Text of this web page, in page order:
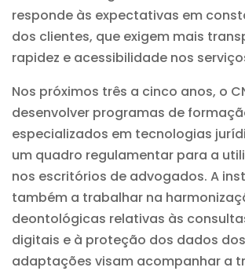
responde às expectativas em
dos clientes, que exigem mais
rapidez e acessibilidade nos
Nos próximos três a cinco anos, o
desenvolver programas de
especializados em tecnologias
um quadro regulamentar para a
nos escritórios de advogados. A
também a trabalhar na
deontológicas relativas às
digitais e à proteção dos dados
adaptações visam acompanhar a